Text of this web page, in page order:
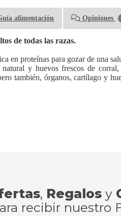
alimentación Opiniones
de todas las razas.
en proteínas para gozar de una
y huevos frescos de
también, órganos, cartílago y
, Regalosy
recibir nuestro